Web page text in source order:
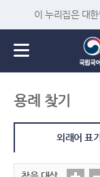
이 누리집은 대
용례 찾기
외래어 표